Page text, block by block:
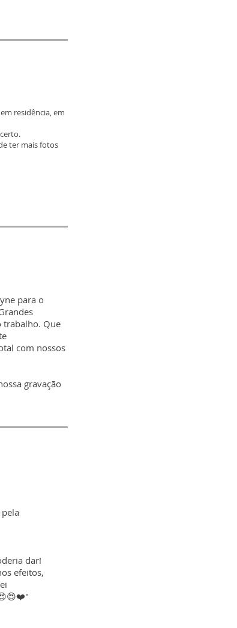
residência, em
ter mais fotos
para o
trabalho. Que
com nossos
gravação
dar!
efeitos,